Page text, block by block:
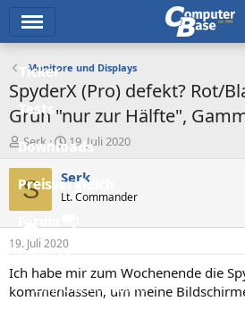
Ticker
Tests
Downloads
Preisvergleich
Forum
Aktuelles
Empfohlene Inhalte
Monitore und Displays
SpyderX (Pro) defekt? Rot/
Grün "nur zur Hälfte",
E
r
s
t
e
r
Serk
E
r
s
e
t
a
19. Juli 2020
S Serk
Lt. Commander
19. Juli 2020
Ich habe mir zum Wochenende die
kommenlassen, um meine